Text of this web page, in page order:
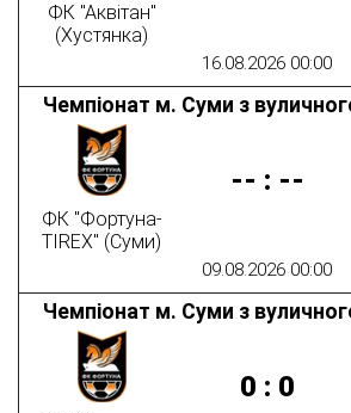
16.08.2026 00:00
ФК "Аквітан"
(Хустянка)
09.08.2026 00:00
Чемпіонат м. Суми з
ФК "Фортуна-
TIREX" (Суми)
-- : --
Чемпіонат м. Суми з
0 : 0